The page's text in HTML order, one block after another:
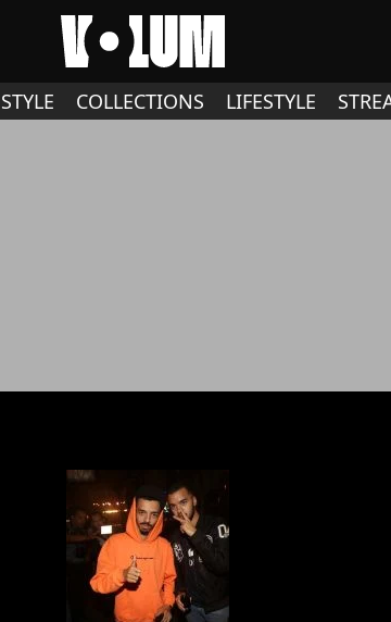
STYLE COLLECTIONS LIFESTYLE